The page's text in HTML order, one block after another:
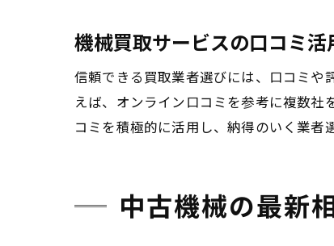
機械買取サービスの口コミ活
信頼できる買取業者選びには、口コミや
えば、オンライン口コミを参考に複数
コミを積極的に活用し、納得のいく業者
中古機械の最新